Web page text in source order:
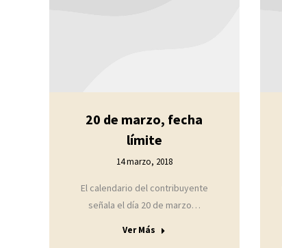
20 de marzo, fecha
límite
14 marzo, 2018
El calendario del contribuyente
señala el día 20 de marzo…
Ver Más